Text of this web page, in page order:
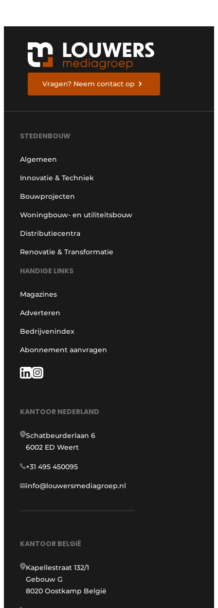
Vragen? Neem contact op
STEDENBOUW
Algemeen
Innovatie & Techniek
Bouwprojecten
Woningbouw- en utiliteitsbouw
Distributiecentra
Renovatie & Transformatie
HANDIGE LINKS
Magazines
Adverteren
Bedrijvenindex
Abonnement aanvragen
KANTOOR NEDERLAND
Schatbeurderlaan 6
6002 ED Weert
+31 495 450095
info@louwersmediagroep.nl
KANTOOR BELGIË
Kapellestraat 132/1
Gebouw G
8020 Oostkamp België